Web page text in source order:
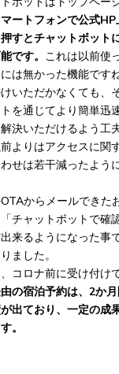
ートフォンで公式
すとチャットボット
です。 これは以前使
は無かった機能です
いただかなくても、
を通じてより簡単迅
決いただけるよう工
よりはアクセスに関
せは若干減ったよう
からメールできた
チャットボットで確
来るようになった事
ました。
コロナ前に受け付け
の宿泊予約は、2か
出ており、一定の成
。